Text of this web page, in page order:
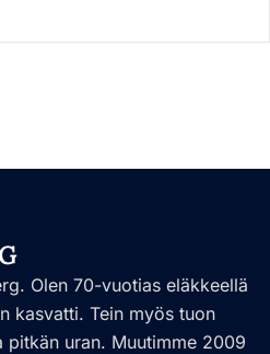
Olen 70-vuotias eläkkeellä
kasvatti. Tein myös tuon
pitkän uran. Muutimme 2009